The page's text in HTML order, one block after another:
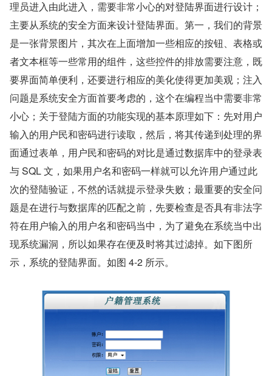
理员进入由此进入，需要非常小心的对登陆界面进行设计；
主要从系统的安全方面来设计登陆界面。第一，我们的背景
是一张背景图片，其次在上面增加一些相应的按钮、表格或
者文本框等一些常用的组件，这些控件的排放需要注意，既
要界面简单便利，还要进行相应的美化使得更加美观；注入
问题是系统安全方面首要考虑的，这个在编程当中需要非常
小心；关于登陆方面的功能实现的基本原理如下：先对用户
输入的用户民和密码进行读取，然后，将其传递到处理的界
面通过表单，用户民和密码的对比是通过数据库中的登录表
与 SQL 文，如果用户名和密码一样就可以允许用户通过此
次的登陆验证，不然的话就提示登录失败；最重要的安全问
题是在进行与数据库的匹配之前，先要检查是否具有非法字
符在用户输入的用户名和密码当中，为了避免在系统当中出
现系统漏洞，所以如果存在便及时将其过滤掉。如下图所
示，系统的登陆界面。如图 4-2 所示。